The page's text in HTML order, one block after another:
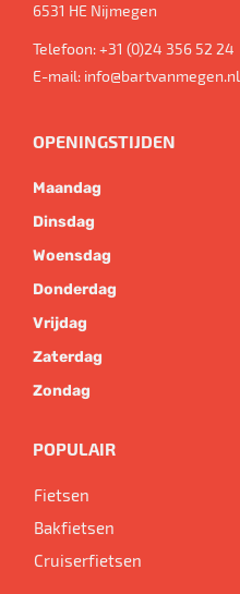
6531 HE Nijmegen
Telefoon:+31 (0)24 356 52 24
E-mail: info@bartvanmegen.nl
OPENINGSTIJDEN
Maandag
Dinsdag
Woensdag
Donderdag
Vrijdag
Zaterdag
Zondag
POPULAIR
Fietsen
Bakfietsen
Cruiserfietsen